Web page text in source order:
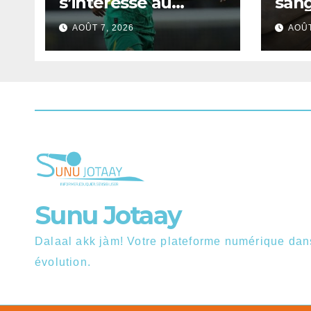
Sénégalais Pape
Guèye
AOÛT 7, 2026
de
Sunu Jotaay
Dalaal akk jàm! Votre plateforme numérique
évolution.